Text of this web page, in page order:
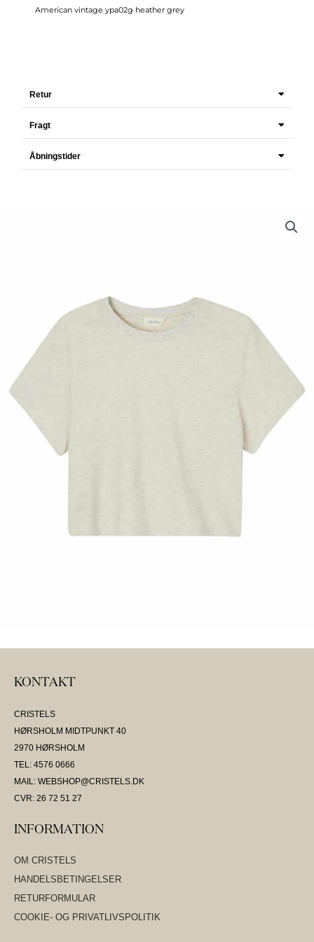
American vintage ypa02g heather grey
Retur
Fragt
Åbningstider
KONTAKT
CRISTELS
HØRSHOLM MIDTPUNKT 40
2970 HØRSHOLM
TEL: 4576 0666
MAIL: WEBSHOP@CRISTELS.DK
CVR: 26 72 51 27
INFORMATION
OM CRISTELS
HANDELSBETINGELSER
RETURFORMULAR
COOKIE- OG PRIVATLIVSPOLITIK